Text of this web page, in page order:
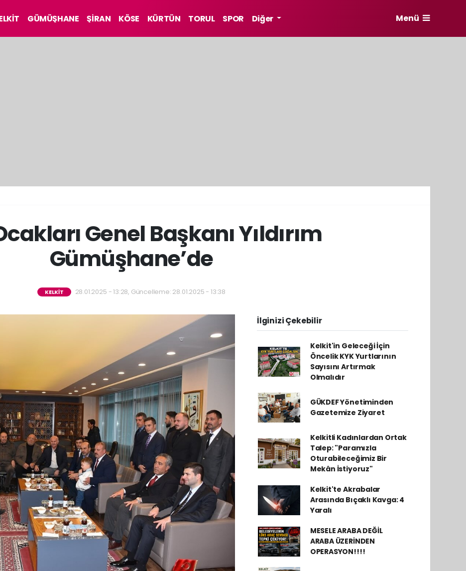
GÜMÜŞHANE ŞİRAN KÖSE KÜRTÜN TORUL SPOR Diğer Menü
Genel Başkanı Yıldırım
Gümüşhane’de
KELKİT 28.01.2025 - 13:28, Güncelleme: 28.01.2025 - 13:38
İlginizi Çekebilir
Kelkit'in Geleceği İçin
Öncelik KYK Yurtlarının
Sayısını Artırmak
Olmalıdır
GÜKDEF Yönetiminden
Gazetemize Ziyaret
Kelkitli Kadınlardan Ortak
Talep: "Paramızla
Oturabileceğimiz Bir
Mekân İstiyoruz"
Kelkit'te Akrabalar
Arasında Bıçaklı Kavga: 4
Yaralı
MESELE ARABA DEĞİL
ARABA ÜZERİNDEN
OPERASYON!!!!